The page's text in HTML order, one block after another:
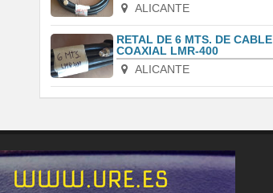
ALICANTE
RETAL DE 6 MTS. DE CABLE
COAXIAL LMR-400
ALICANTE